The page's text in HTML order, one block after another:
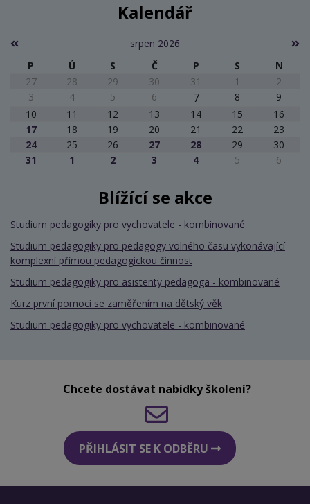
Kalendář
srpen 2026
P
Ú S Č P S
N
27
28 29 30 31 1
2
3
4 5 6 7 8
9
10
11 12 13 14 15
16
17
18 19 20 21 22
23
24
25 26 27 28 29
30
31
1 2 3 4 5 6
Blížící se akce
Studium pedagogiky pro vychovatele - kombinované
Studium pedagogiky pro pedagogy volného času vykonávající
komplexní přímou pedagogickou činnost
Studium pedagogiky pro asistenty pedagoga - kombinované
Kurz první pomoci se zaměřením na dětský věk
Studium pedagogiky pro vychovatele - kombinované
Chcete dostávat nabídky školení?
PŘIHLÁSIT SE K ODBĚRU